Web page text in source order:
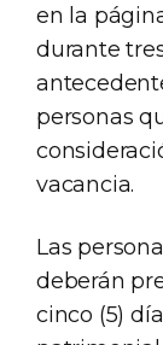
en la
durante
personas
vacancia.
Las
deberán
cinco (5)